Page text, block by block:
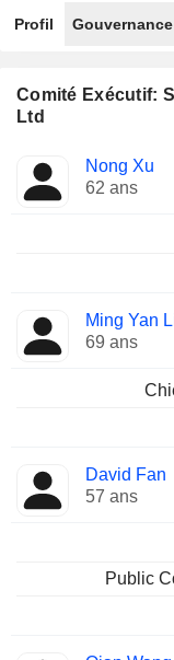
Profil Gouvernance
Comité Exécutif:
Ltd
Dirigeant
Fonctions
occupées
Nong Xu
62 ans
Ming Yan
69 ans
David Fan
57 ans
Public